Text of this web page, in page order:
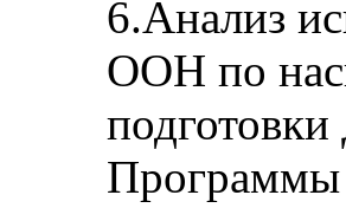
6.Анализ
ООН по